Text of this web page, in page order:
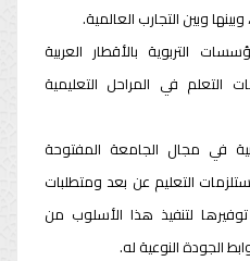
وبين التجارب العالمية.
التربوية بالأقطار العربية
التعلم في المراحل التعليمية
في مجال الجامعة المفتوحة
التعليم عن بعد ومتطلبات
توفيرها لتنفيذ هذا الأسلوب من
الجودة النوعية له.